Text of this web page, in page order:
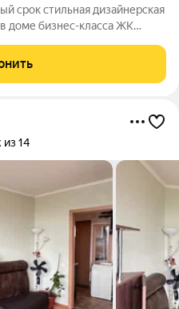
срок стильная дизайнерская
доме бизнес-класса ЖК
в который можно
из 14